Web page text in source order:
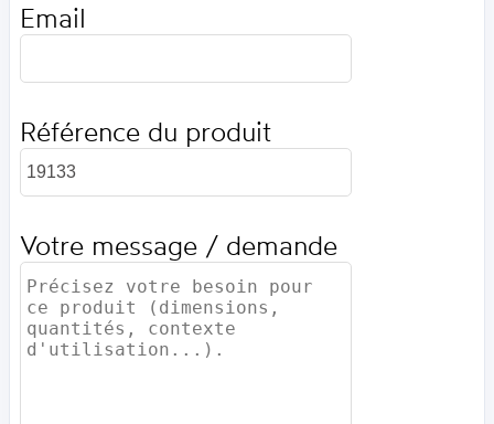
Email
Référence du produit
Votre message / demande